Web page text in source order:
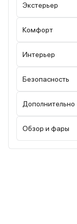
Экстерьер
Комфорт
Интерьер
Безопасность
Дополнительно
Обзор и фары